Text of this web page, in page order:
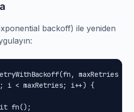
backoff) ile yeniden
maxRetries =
i < maxRetries; i++) {
fn();